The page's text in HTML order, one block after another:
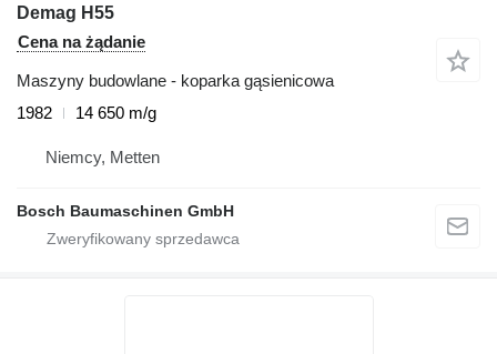
Demag H55
Cena na żądanie
Maszyny budowlane - koparka gąsienicowa
1982
14 650 m/g
Niemcy, Metten
Bosch Baumaschinen GmbH